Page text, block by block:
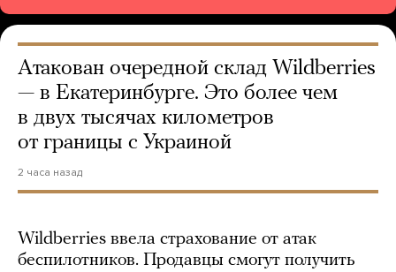
Атакован очередной склад Wildberries
— в Екатеринбурге. Это более чем
в двух тысячах километров
от границы с Украиной
2 часа назад
Wildberries ввела страхование от атак
беспилотников. Продавцы смогут получить